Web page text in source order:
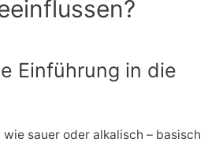
Einführung in die
wie sauer oder alkalisch – basisch